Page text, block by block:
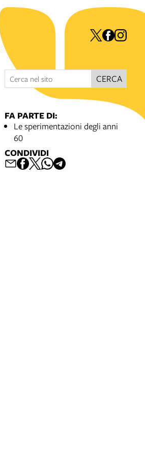
CERCA
FA PARTE DI:
Le sperimentazioni degli anni
60
CONDIVIDI